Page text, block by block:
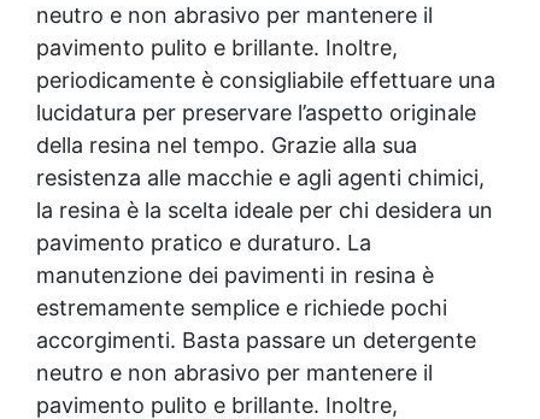
neutro e non abrasivo per mantenere il
pavimento pulito e brillante. Inoltre,
periodicamente è consigliabile effettuare una
lucidatura per preservare l’aspetto originale
della resina nel tempo. Grazie alla sua
resistenza alle macchie e agli agenti chimici,
la resina è la scelta ideale per chi desidera un
pavimento pratico e duraturo. La
manutenzione dei pavimenti in resina è
estremamente semplice e richiede pochi
accorgimenti. Basta passare un detergente
neutro e non abrasivo per mantenere il
pavimento pulito e brillante. Inoltre,